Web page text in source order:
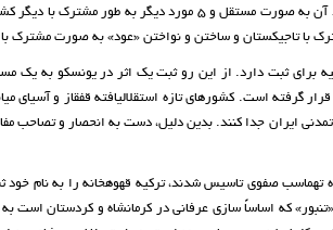
یونسکو، اکنون 16 اثر است که 11 مورد آن به صورت
با تاجیکستان و ساختن و نواختن «عود» به صورت مشترک
برای ثبت دارد. از این رو ثبت یک اثر در یونسکو به یک
گرفته است. کشورهای تازه استقلال­یافته قفقاز و آسیای
ایران جدا کنند. بدین دلیل، دست به انحصار و تصاحب
تهماسب صفوی تاسیس شدند، ترکیه قهوه­خانه را به نام
که اساساً سازی عرفانی در کرمانشاه و کردستان است